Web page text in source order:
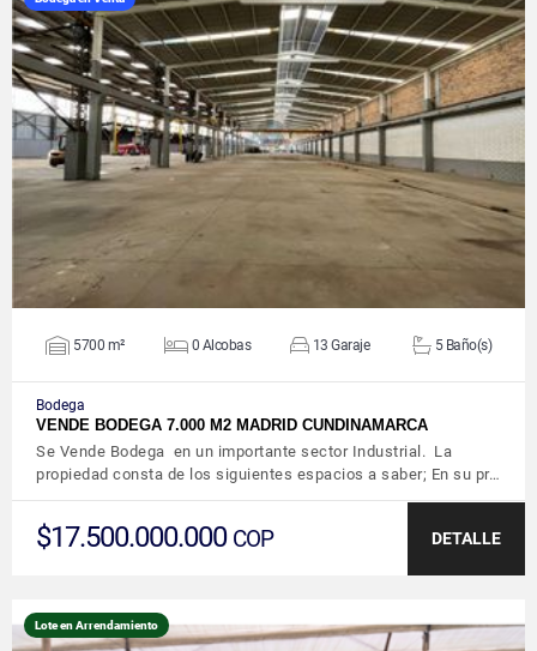
VER DETALLES
5700 m² 0 Alcobas 13 Garaje 5 Baño(s)
Bodega
VENDE BODEGA 7.000 M2 MADRID CUNDINAMARCA
Se Vende Bodega en un importante sector Industrial. La
propiedad consta de los siguientes espacios a saber; En su pr…
$17.500.000.000 COP DETALLE
Lote en Arrendamiento